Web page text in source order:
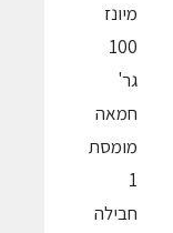
מיונז
100
גר'
חמאה
מומסת
1
חבילה